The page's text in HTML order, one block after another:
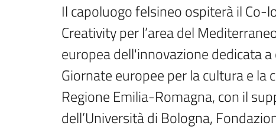
Il capoluogo felsineo ospiterà il Co-
Creativity per l’area del
europea dell'innovazione dedicata
Giornate europee per la cultura e la
Regione Emilia-Romagna, con il
dell’Università di Bologna,